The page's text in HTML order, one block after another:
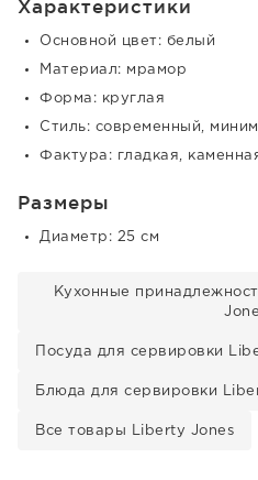
Характеристики
Основной цвет: белый
Материал: мрамор
Форма: круглая
Стиль: современный,
Фактура: гладкая,
Размеры
Диаметр: 25 см
Кухонные
Посуда для сервировки
Блюда для сервировки
Все товары Liberty Jones